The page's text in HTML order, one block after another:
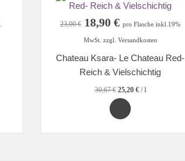
23,00€ Ursprünglicher
Preis
23,00 €
18,90 €Aktueller
Preis
18,90 €.
pro Flasche inkl.19%
MwSt. zzgl. Versandkosten
Chateau Ksara- Le Chateau Red-
Reich & Vielschichtig
30,67€ 25,20 €/l